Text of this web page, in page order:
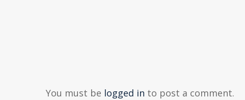
You must be logged in to post a comment.